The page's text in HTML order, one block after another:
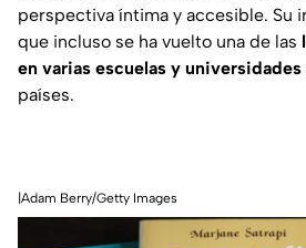
perspectiva íntima y accesible. Su
que incluso se ha vuelto una de las
en varias escuelas y universidades
países.
|Adam Berry/Getty Images